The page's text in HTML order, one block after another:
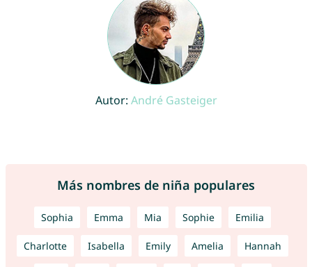
Autor: André Gasteiger
Más nombres de niña populares
Sophia Emma Mia Sophie Emilia
Charlotte Isabella Emily Amelia Hannah